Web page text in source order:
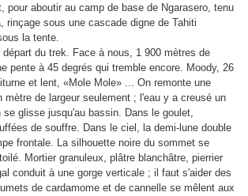
pour aboutir au camp de base de Ngarasero, tenu
rinçage sous une cascade digne de Tahiti
la tente.
du trek. Face à nous, 1 900 mètres de
pente à 45 degrés qui tremble encore. Moody, 26
et lent, «Mole Mole» ... On remonte une
mètre de largeur seulement ; l'eau y a creusé un
se glisse jusqu'au bassin. Dans le goulet,
de souffre. Dans le ciel, la demi-lune double
frontale. La silhouette noire du sommet se
Mortier granuleux, plâtre blanchâtre, pierrier
conduit à une gorge verticale ; il faut s'aider des
de cardamome et de cannelle se mêlent aux